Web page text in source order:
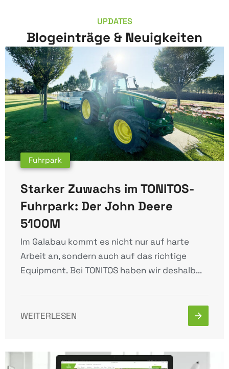
UPDATES
Blogeinträge & Neuigkeiten
Fuhrpark
Starker Zuwachs im TONITOS-
Fuhrpark: Der John Deere
5100M
Im Galabau kommt es nicht nur auf harte
Arbeit an, sondern auch auf das richtige
Equipment. Bei TONITOS haben wir deshalb...
WEITERLESEN